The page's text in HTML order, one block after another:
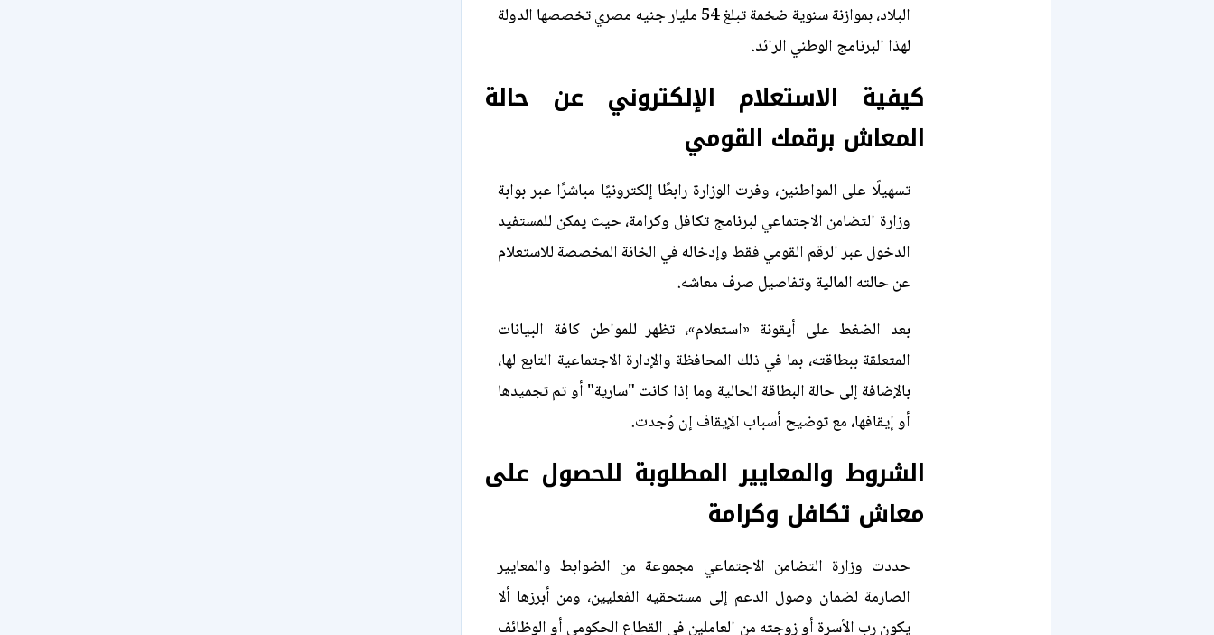
البلاد، بموازنة سنوية ضخمة تبلغ 54 مليار جنيه مصري تخصصها الدولة
لهذا البرنامج الوطني الرائد.
كيفية الاستعلام الإلكتروني عن حالة
المعاش برقمك القومي
تسهيلًا على المواطنين، وفرت الوزارة رابطًا إلكترونيًا مباشرًا عبر بوابة
وزارة التضامن الاجتماعي لبرنامج تكافل وكرامة، حيث يمكن للمستفيد
الدخول عبر الرقم القومي فقط وإدخاله في الخانة المخصصة للاستعلام
عن حالته المالية وتفاصيل صرف معاشه.
بعد الضغط على أيقونة «استعلام»، تظهر للمواطن كافة البيانات
المتعلقة ببطاقته، بما في ذلك المحافظة والإدارة الاجتماعية التابع لها،
بالإضافة إلى حالة البطاقة الحالية وما إذا كانت "سارية" أو تم تجميدها
أو إيقافها، مع توضيح أسباب الإيقاف إن وُجدت.
الشروط والمعايير المطلوبة للحصول على
معاش تكافل وكرامة
حددت وزارة التضامن الاجتماعي مجموعة من الضوابط والمعايير
الصارمة لضمان وصول الدعم إلى مستحقيه الفعليين، ومن أبرزها ألا
يكون رب الأسرة أو زوجته من العاملين في القطاع الحكومي أو الوظائف